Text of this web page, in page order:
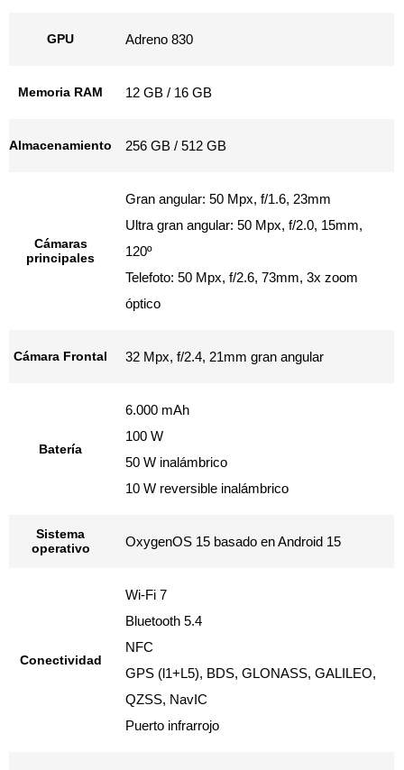
GPU Adreno 830
Memoria RAM 12 GB / 16 GB
Almacenamiento 256 GB / 512 GB
Cámaras
principales
Gran angular: 50 Mpx, f/1.6, 23mm
Ultra gran angular: 50 Mpx, f/2.0, 15mm,
120º
Telefoto: 50 Mpx, f/2.6, 73mm, 3x zoom
óptico
Cámara Frontal 32 Mpx, f/2.4, 21mm gran angular
Batería
6.000 mAh
100 W
50 W inalámbrico
10 W reversible inalámbrico
Sistema
operativo
OxygenOS 15 basado en Android 15
Conectividad
Wi-Fi 7
Bluetooth 5.4
NFC
GPS (l1+L5), BDS, GLONASS, GALILEO,
QZSS, NavIC
Puerto infrarrojo